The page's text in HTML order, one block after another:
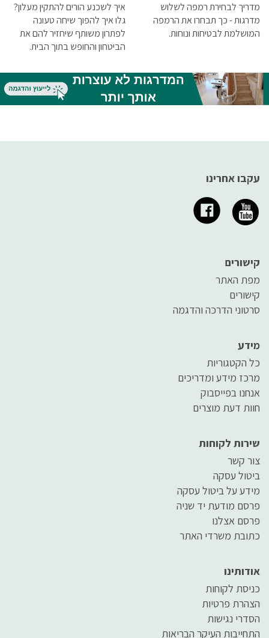
איך לשכנע הורים להתקין מעלון?
גלו איך להפוך שיחה טעונה
לפתרון משותף שיחזיר להם את
הביטחון והחופש בתוך הבית.
מדריך לבחירת רמפה לשלוש
מדרגות - כך תבחרו את הרמפה
המושלמת לבטיחות ונוחות.
עקבו אחרינו
קישורים
מפת האתר
קישורים
סרטוני הדרכה והדגמה
מידע
כל הקטגוריות
מרכז מידע ומדריכים
אנחנו בפייסבוק
חוות דעת מוצרים
שירות לקוחות
צור קשר
ביטול עסקה
מידע על ביטול עסקה
פרסם מודעת יד שניה
פרסם אצלנו
כתובת משרדי האתר
אודותינו
כניסת לקוחות
הצהרת פרטיות
הסדרי נגישות
התחייבות העיקר הבריאות